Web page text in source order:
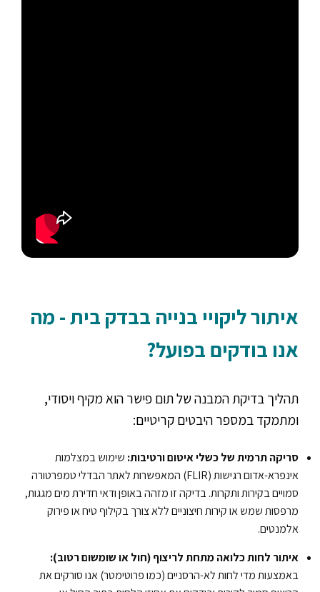
איתור ליקויי בנייה בבדק בית - מה
אנו בודקים בפועל?
תהליך בדיקת המבנה של תום פישר הוא מקיף ויסודי,
ומתמקד במספר היבטים קריטיים:
סריקה תרמית של כשלי איטום ורטיבות: שימוש במצלמות
אינפרא-אדום רגישות (FLIR) המאפשרות לאתר הבדלי טמפרטורה
סמויים בקירות ותקרות. בדיקה זו מזהה באופן ודאי חדירת מים מגגות,
מרפסות שמש או קירות חיצוניים ללא צורך בקילוף טיח או פירוק
אלמנטים.
איתור לחות כלואה מתחת לריצוף (חול או שומשום רטוב):
באמצעות מדי לחות לא-הרסניים (כמו פרוטימטר) אנו סורקים את